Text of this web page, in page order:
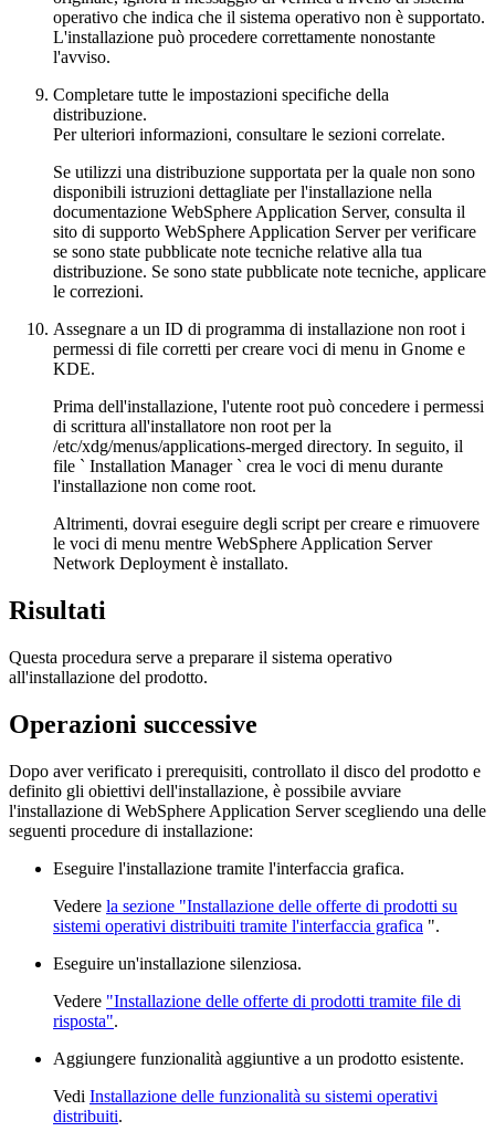
operativo che indica che il sistema operativo non è supportato.
L'installazione può procedere correttamente nonostante
l'avviso.
Completare tutte le impostazioni specifiche della
distribuzione.
Per ulteriori informazioni, consultare le sezioni correlate.
Se utilizzi una distribuzione supportata per la quale non sono
disponibili istruzioni dettagliate per l'installazione nella
documentazione WebSphere Application Server, consulta il
sito di supporto WebSphere Application Server per verificare
se sono state pubblicate note tecniche relative alla tua
distribuzione. Se sono state pubblicate note tecniche, applicare
le correzioni.
Assegnare a un ID di programma di installazione non root i
permessi di file corretti per creare voci di menu in Gnome e
KDE.
Prima dell'installazione, l'utente root può concedere i permessi
di scrittura all'installatore non root per la
/etc/xdg/menus/applications-merged directory. In seguito, il
file ` Installation Manager ` crea le voci di menu durante
l'installazione non come root.
Altrimenti, dovrai eseguire degli script per creare e rimuovere
le voci di menu mentre WebSphere Application Server
Network Deployment è installato.
Risultati
Questa procedura serve a preparare il sistema operativo
all'installazione del prodotto.
Operazioni successive
Dopo aver verificato i prerequisiti, controllato il disco del prodotto e
definito gli obiettivi dell'installazione, è possibile avviare
l'installazione di WebSphere Application Server scegliendo una delle
seguenti procedure di installazione:
Eseguire l'installazione tramite l'interfaccia grafica.
Vedere la sezione "Installazione delle offerte di prodotti su
sistemi operativi distribuiti tramite l'interfaccia grafica ".
Eseguire un'installazione silenziosa.
Vedere "Installazione delle offerte di prodotti tramite file di
risposta".
Aggiungere funzionalità aggiuntive a un prodotto esistente.
Vedi Installazione delle funzionalità su sistemi operativi
distribuiti.